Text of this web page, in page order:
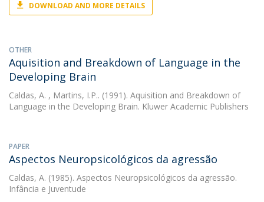
DOWNLOAD AND MORE DETAILS
OTHER
Aquisition and Breakdown of Language in the
Developing Brain
Caldas, A. , Martins, I.P.. (1991). Aquisition and Breakdown of
Language in the Developing Brain. Kluwer Academic Publishers
PAPER
Aspectos Neuropsicológicos da agressão
Caldas, A. (1985). Aspectos Neuropsicológicos da agressão.
Infância e Juventude